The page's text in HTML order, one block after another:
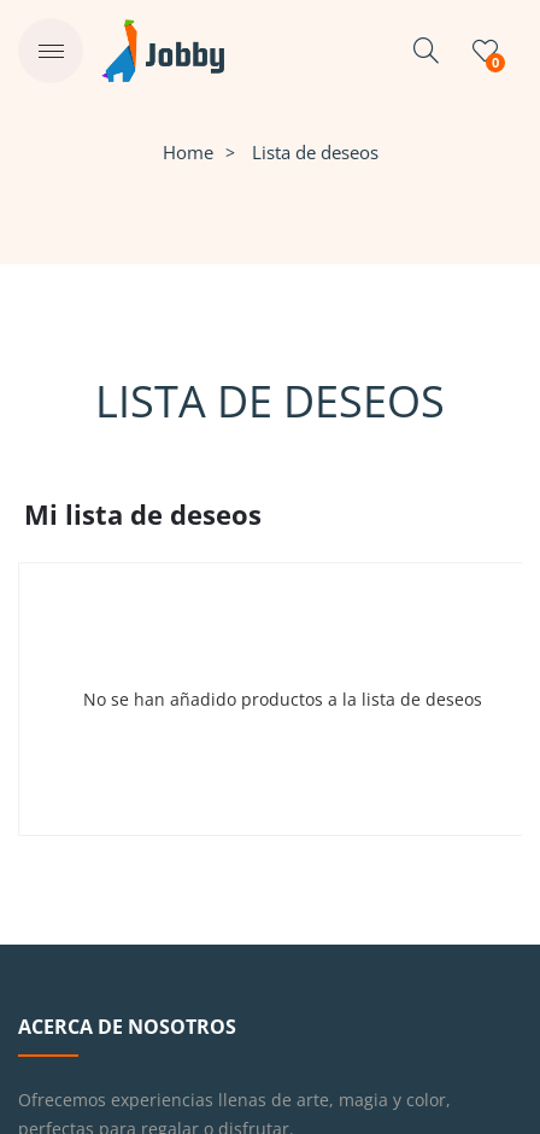
0
Home Lista de deseos
LISTA DE DESEOS
Mi lista de deseos
No se han añadido productos a la lista de deseos
ACERCA DE NOSOTROS
Ofrecemos experiencias llenas de arte, magia y color,
perfectas para regalar o disfrutar.